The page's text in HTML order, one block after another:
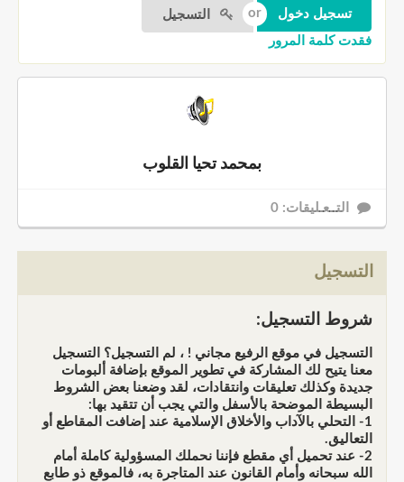
التسجيل
فقدت كلمة المرور
بمحمد تحيا القلوب
التــعـليقات: 0
التسجيل
شروط التسجيل:
التسجيل في موقع الرفيع مجاني ! ، لم التسجيل؟ التسجيل
معنا يتيح لك المشاركة في تطوير الموقع بإضافة ألبومات
جديدة وكذلك تعليقات وانتقادات، لقد وضعنا بعض الشروط
البسيطة الموضحة بالأسفل والتي يجب أن تتقيد بها:
1- التحلي بالآداب والأخلاق الإسلامية عند إضافت المقاطع أو
التعاليق.
2- عند تحميل أي مقطع فإننا نحملك المسؤولية كاملة أمام
الله سبحانه وأمام القانون عند المتاجرة به، فالموقع ذو طابع